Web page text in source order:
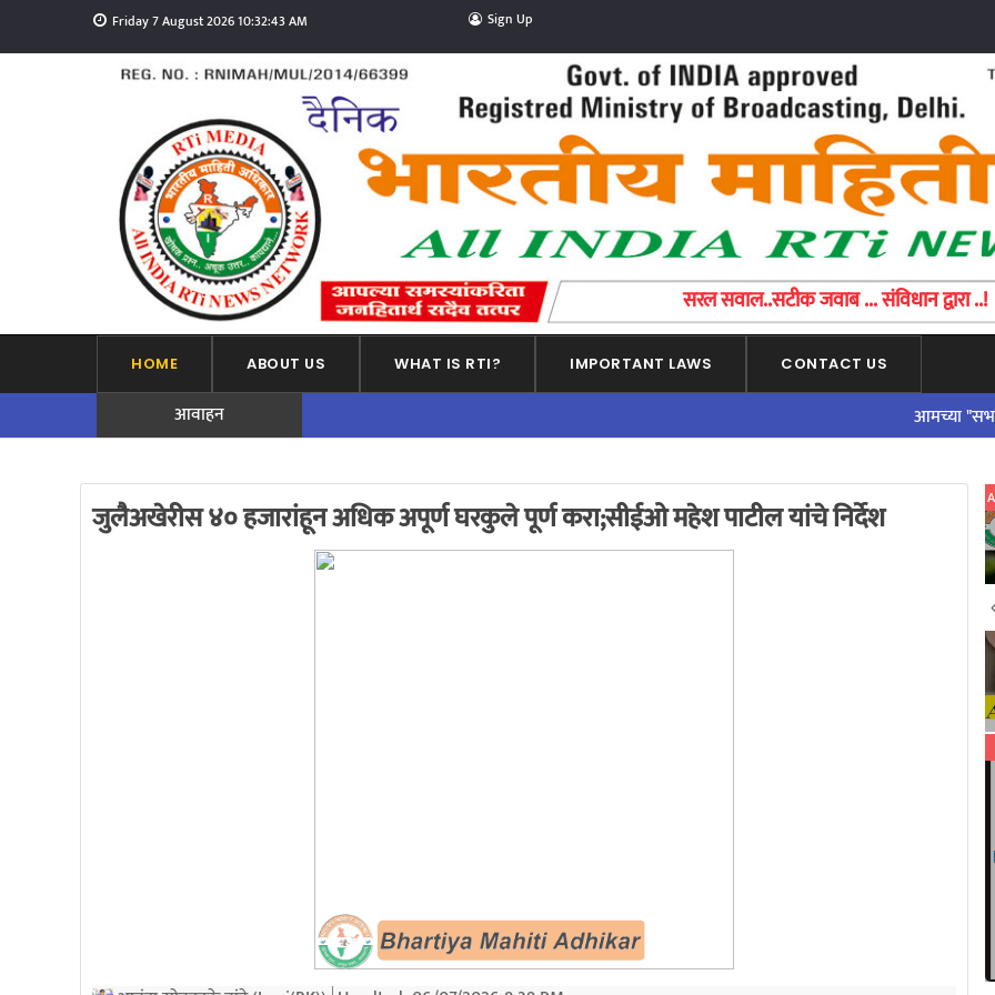
Friday 7 August 2026 10:32:44 AM Sign Up
સરળ પ્રશ્ન..એક ચોક્કસ જવાબ ... બંધારણ દ્વારા
HOME ABOUT US WHAT IS RTI? IMPORTANT LAWS CONTACT US
आवाहन आमच्या "सभासद
जुलैअखेरीस ४० हजारांहून अधिक अपूर्ण घरकुले पूर्ण करा;सीईओ महेश पाटील यांचे निर्देश